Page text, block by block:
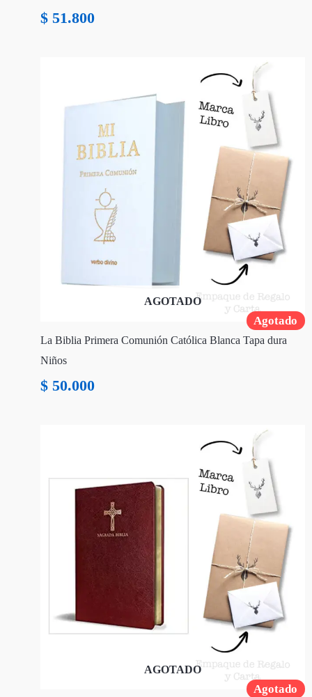
$ 51.800
Agotado
AGOTADO
La Biblia Primera Comunión Católica Blanca Tapa dura
Niños
$ 50.000
Agotado
AGOTADO